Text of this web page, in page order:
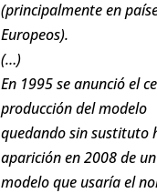
(principalmente en
Europeos).
(…)
En 1995 se anunció el
producción del modelo
quedando sin sustituto
aparición en 2008 de
modelo que usaría el